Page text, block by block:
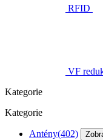
RFID
VF
Kategorie
Kategorie
Antény(402)